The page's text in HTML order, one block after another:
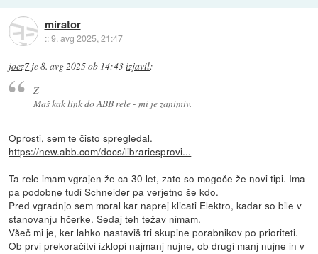
mirator
::9. avg 2025, 21:47
joez7 je8. avg 2025 ob 14:43izjavil:
Z
Maš kak link do ABB rele - mi je zanimiv.
Oprosti, sem te čisto spregledal.
https://new.abb.com/docs/librariesprovi...
Ta rele imam vgrajen že ca 30 let, zato so mogoče že novi tipi. Ima
pa podobne tudi Schneider pa verjetno še kdo.
Pred vgradnjo sem moral kar naprej klicati Elektro, kadar so bile v
stanovanju hčerke. Sedaj teh težav nimam.
Všeč mi je, ker lahko nastaviš tri skupine porabnikov po prioriteti.
Ob prvi prekoračitvi izklopi najmanj nujne, ob drugi manj nujne in v